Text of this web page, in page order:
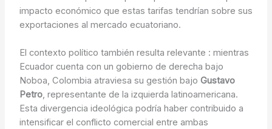
impacto económico que estas tarifas tendrían sobre sus
exportaciones al mercado ecuatoriano.
El contexto político también resulta relevante : mientras
Ecuador cuenta con un gobierno de derecha bajo
Noboa, Colombia atraviesa su gestión bajo Gustavo
Petro, representante de la izquierda latinoamericana.
Esta divergencia ideológica podría haber contribuido a
intensificar el conflicto comercial entre ambas